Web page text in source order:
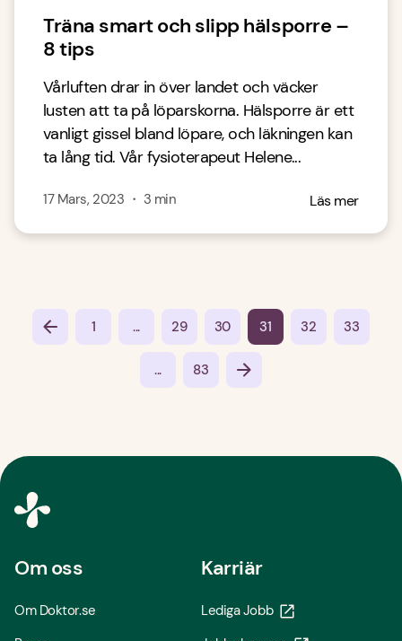
Träna smart och slipp hälsporre –
8 tips
Vårluften drar in över landet och väcker
lusten att ta på löparskorna. Hälsporre är ett
vanligt gissel bland löpare, och läkningen kan
ta lång tid. Vår fysioterapeut Helene...
17 Mars, 2023 ・ 3 min Läs mer
1 ... 29 30 31 32 33
... 83
Om oss
Om Doktor.se
Karriär
Lediga Jobb